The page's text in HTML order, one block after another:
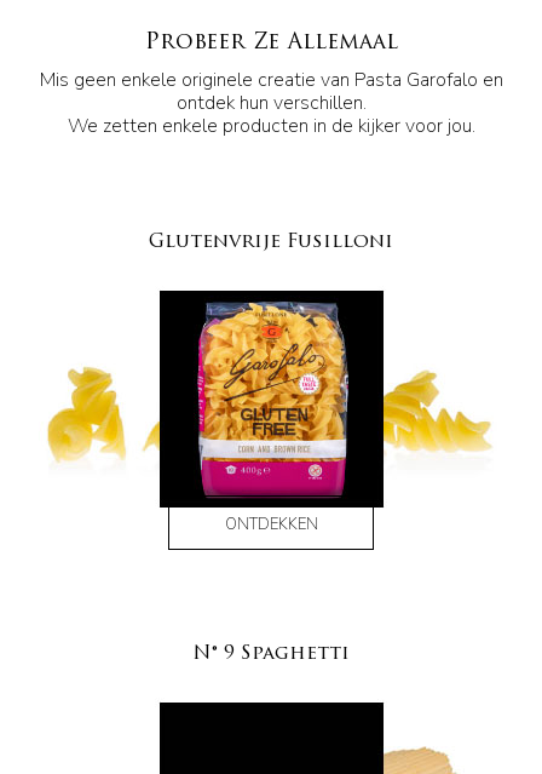
Probeer Ze Allemaal
Mis geen enkele originele creatie van Pasta Garofalo en
ontdek hun verschillen.
We zetten enkele producten in de kijker voor jou.
Glutenvrije Fusilloni
ONTDEKKEN
N° 9 Spaghetti